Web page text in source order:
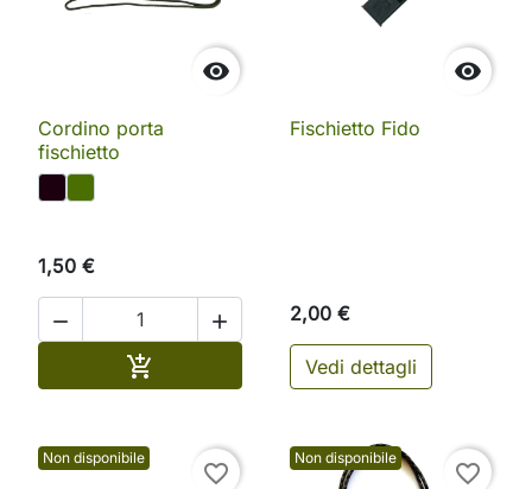

Cordino porta
fischietto
1,50 €
 
 Aggiungi al carrello

Fischietto Fido
2,00 €
Vedi dettagli
Non disponibile
favorite_border
Non disponibile
favorite_border